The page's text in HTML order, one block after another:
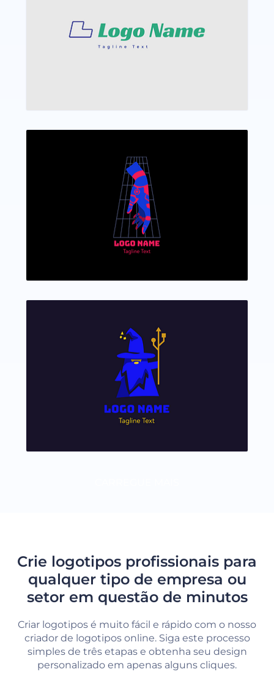
Crie logotipos profissionais para
qualquer tipo de empresa ou
setor em questão de minutos
Criar logotipos é muito fácil e rápido com o nosso
criador de logotipos online. Siga este processo
simples de três etapas e obtenha seu design
personalizado em apenas alguns cliques.